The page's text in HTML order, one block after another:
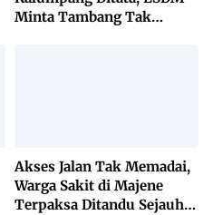
Minta Tambang Tak
Akses Jalan Tak Memadai,
Warga Sakit di Majene
Terpaksa Ditandu Sejauh